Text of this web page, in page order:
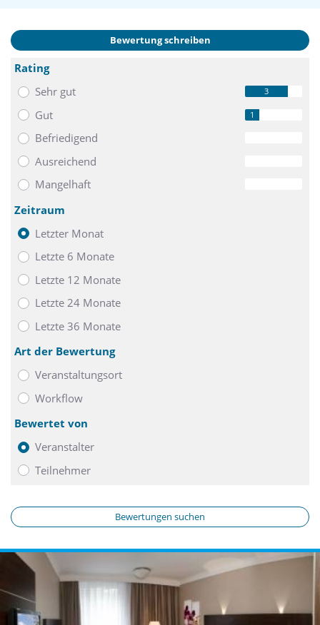
Bewertung schreiben
Rating
Sehr gut
3
Gut 1
Befriedigend
Ausreichend
Mangelhaft
Zeitraum
Letzter Monat
Letzte 6 Monate
Letzte 12 Monate
Letzte 24 Monate
Letzte 36 Monate
Art der Bewertung
Veranstaltungsort
Workflow
Bewertet von
Veranstalter
Teilnehmer
Bewertungen suchen